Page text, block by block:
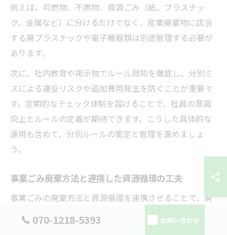
例えば、可燃物、不燃物、資源ごみ（紙、プラスチッ
ク、金属など）に分けるだけでなく、産業廃棄物に該当
する廃プラスチックや電子機器類は別途管理する必要が
あります。
次に、社内教育や掲示物でルール周知を徹底し、分別ミ
スによる違反リスクや追加費用発生を防ぐことが重要で
す。定期的なチェック体制を設けることで、社員の意識
向上とルールの定着が期待できます。こうした具体的な
運用も含めて、分別ルールの策定と管理を進めましょ
う。
事業ごみ廃棄方法と連携した資源循環の工夫
事業ごみの廃棄方法と資源循環を連携させることで、廃
棄物の減量化とリサイクル率の向上が実現します。具体
的には、廃棄物の発生段階から分別を徹底し、リサイク
070-1218-5393 お問い合わせ